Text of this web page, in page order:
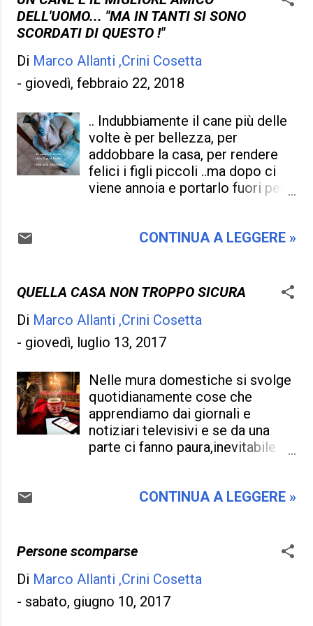
consolazione che non si possa
far niente, solo perché è sempre
questione di soldi e per rimettere
quella casa c'è ne vuole molti, e
allora si preferisce altre
situazioni e modi forse nel stare
stremo, chiedendo solo in
cambio un po' d' amore di affetto
fatto a puntino e magari in questa
festa i regali e i baci di certo non
nei giorni nostri, tra insidie di ogni
genere e dove i figli sono
succubi di questa società non è
per niente facile; se poi ci si
mettono i pericoli, il bullismo, e
dove i ragazzi si deviano per
pericolose la faccenda diventa
complicata. Ma sarà la mamma
almeno fare il più possibile per
farli fare la strada giusta; anche
se molte volte non ci s...
DELL'UOMO... "MA IN TANTI SI SONO
SCORDATI DI QUESTO !"
Di Marco Allanti ,Crini Cosetta
- giovedì, febbraio 22, 2018
.. Indubbiamente il cane più delle
volte è per bellezza, per
addobbare la casa, per rendere
felici i figli piccoli ..ma dopo ci
viene annoia e portarlo fuori per
bambino richiede soldi e tempo
peso enorme da non andare più
qualcosa di complicato che non
si sapeva dove si andava a finire,
e all' occorrenza si da via o lo si
abbandona, o lo si maltratta
perché ci infastidisce e ci crea
disguido in famiglia da maledire
di averlo preso. Un cane non può
essere un oggetto da potersi
sbarazzare quando è opportuno
movente e giusta causa da
poterlo evidenziare.. "è un
in cambio ,e forse perche' gli
manca la parola, ma si sà
esprimersi in altri modi.. basta
avere l' accuratezza di valutarli e
CONTINUA A LEGGERE »
QUELLA CASA NON TROPPO SICURA
Di Marco Allanti ,Crini Cosetta
- giovedì, luglio 13, 2017
Nelle mura domestiche si svolge
quotidianamente cose che
apprendiamo dai giornali e
notiziari televisivi e se da una
parte ci fanno paura,inevitabile
davvero sicura! E' un
poltrona è tutto quello che
desideri, davanti e di dietro ti
senti protetto e a portata di
mano lo smartphone,il
telecomando della televisione e
CONTINUA A LEGGERE »
Persone scomparse
Di Marco Allanti ,Crini Cosetta
- sabato, giugno 10, 2017